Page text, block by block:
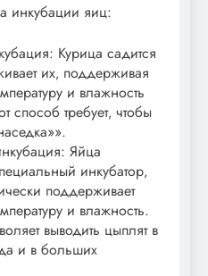
инкубации яиц:
Курица садится
их‚ поддерживая
и влажность
способ требует‚ чтобы
Яйца
инкубатор‚
поддерживает
и влажность.
выводить цыплят в
и в больших